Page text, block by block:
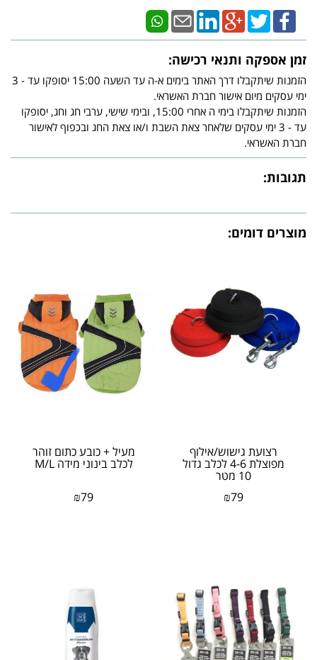
זמן אספקה ותנאי רכישה:
הזמנות שיתקבלו דרך האתר בימים א-ה עד השעה 15:00 יסופקו עד - 3
ימי עסקים מיום אישור חברת האשראי.
הזמנות שיתקבלו בימי ה אחרי 15:00, ובימי שישי, ערבי חג וחג, יסופקו
עד - 3 ימי עסקים שלאחר צאת השבת ו/או צאת החג ובכפוף לאישור
חברת האשראי.
תגובות:
מוצרים דומים:
רצועת גישוש/אילוף
מפוצלת 4-6 לכלב גדול
10 מטר
₪79
מעיל + כובע כתום זוהר
לכלב בינוני מידה M/L
₪79